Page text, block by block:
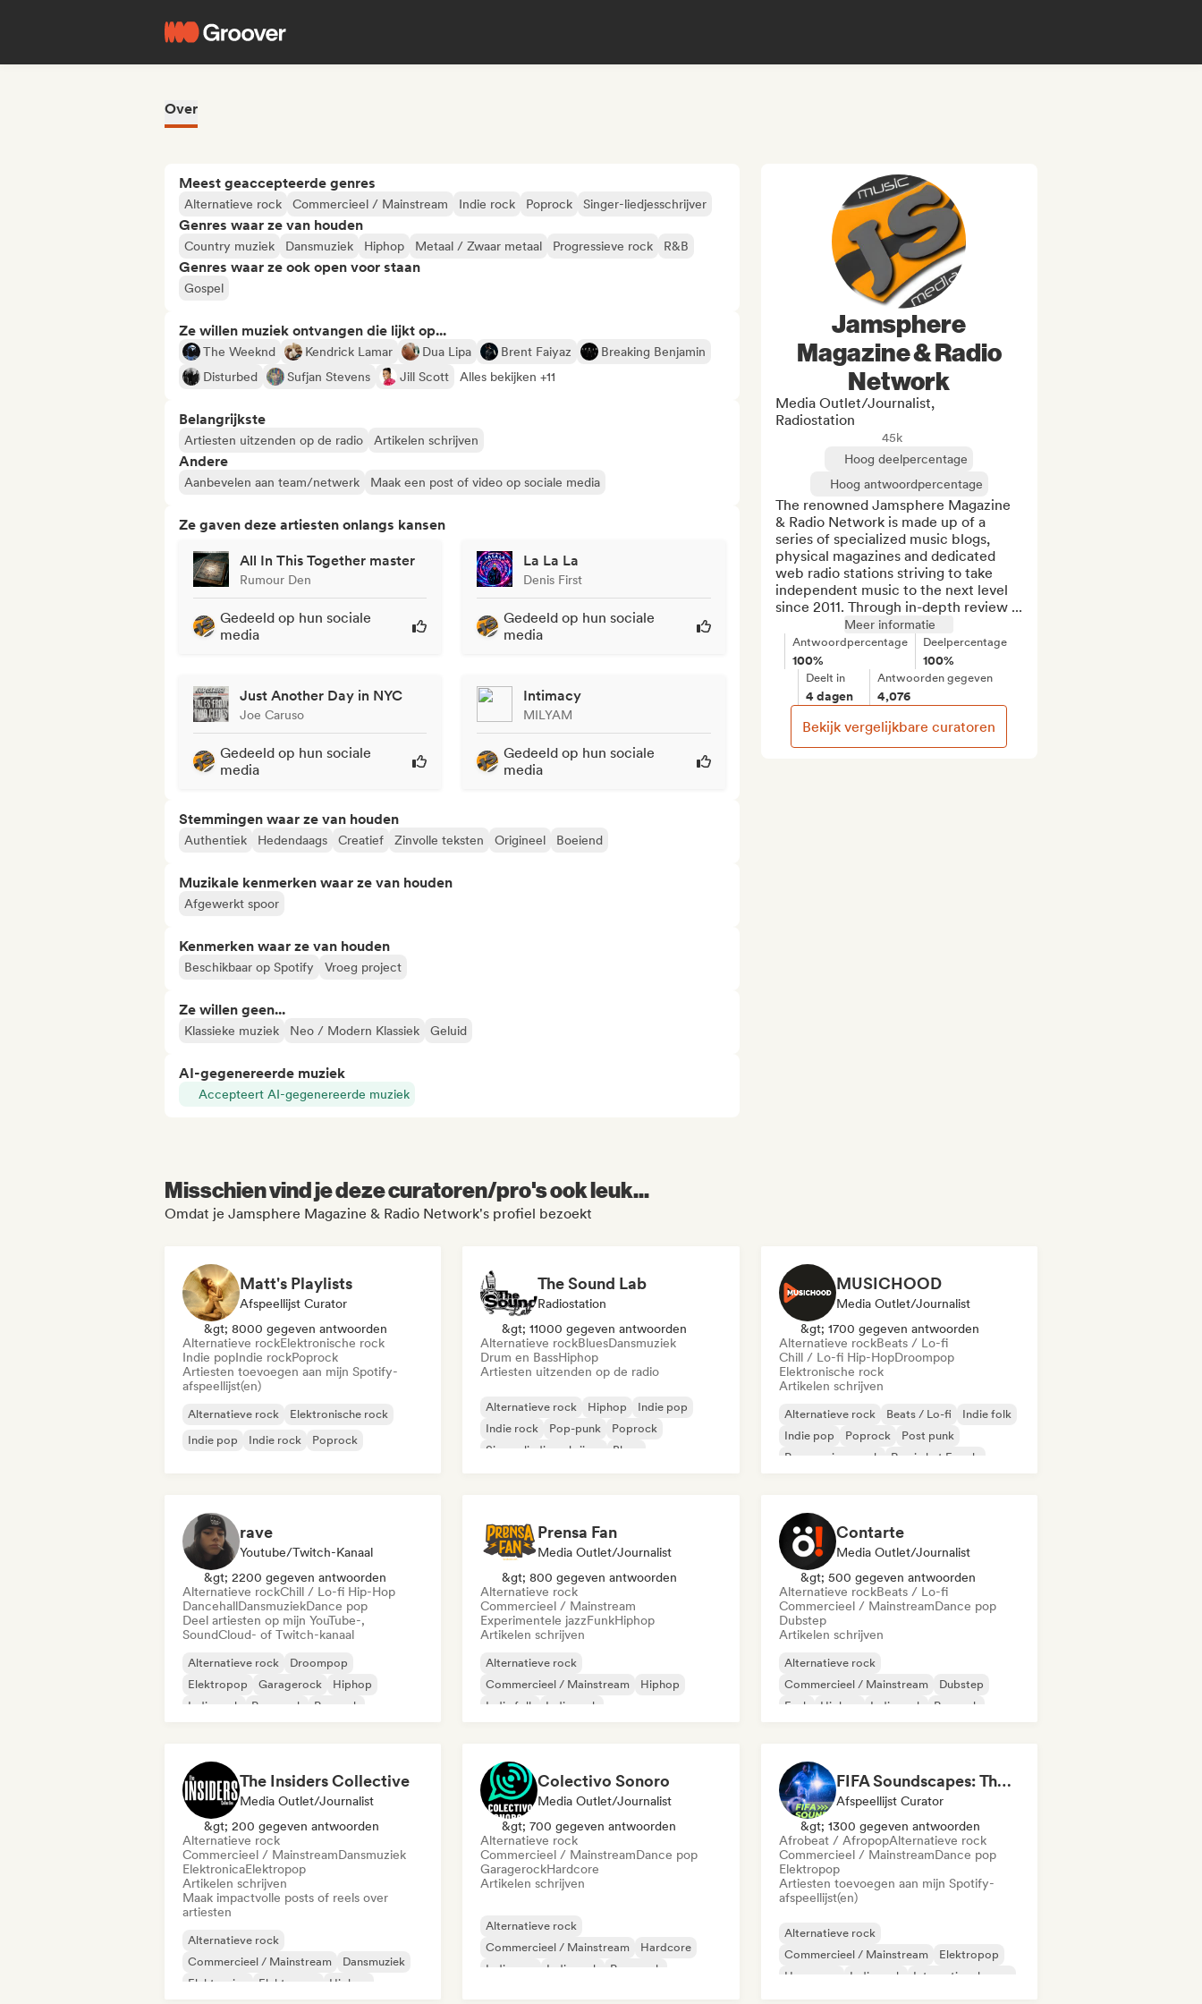
Over
Meest geaccepteerde genres
Alternatieve rock Commercieel / Mainstream Indie rock Poprock Singer-liedjesschrijver
Genres waar ze van houden
Country muziek Dansmuziek Hiphop Metaal / Zwaar metaal Progressieve rock R&B
Genres waar ze ook open voor staan
Gospel
Ze willen muziek ontvangen die lijkt op...
The Weeknd Kendrick Lamar Dua Lipa Brent Faiyaz
Breaking Benjamin
Disturbed
Sufjan Stevens Jill Scott Alles bekijken +11
Belangrijkste
Artiesten uitzenden op de radio Artikelen schrijven
Andere
Aanbevelen aan team/netwerk Maak een post of video op sociale media
Ze gaven deze artiesten onlangs kansen
All In This Together master
Rumour Den
Gedeeld op hun sociale
media
La La La
Denis First
Gedeeld op hun sociale
media
Just Another Day in NYC
Joe Caruso
Gedeeld op hun sociale
media
Intimacy
MILYAM
Gedeeld op hun sociale
media
Stemmingen waar ze van houden
Authentiek Hedendaags Creatief Zinvolle teksten Origineel Boeiend
Muzikale kenmerken waar ze van houden
Afgewerkt spoor
Kenmerken waar ze van houden
Beschikbaar op Spotify Vroeg project
Ze willen geen...
Klassieke muziek Neo / Modern Klassiek Geluid
AI-gegenereerde muziek
Accepteert AI-gegenereerde muziek
Jamsphere
Magazine & Radio
Network
Media Outlet/Journalist,
Radiostation
45k
Hoog deelpercentage
Hoog antwoordpercentage
The renowned Jamsphere Magazine
& Radio Network is made up of a
series of specialized music blogs,
physical magazines and dedicated
web radio stations striving to take
independent music to the next level
since 2011. Through in-depth review ...
Meer informatie
Antwoordpercentage
100%
Deelpercentage
100%
Deelt in
4 dagen
Antwoorden gegeven
4,076
Bekijk vergelijkbare curatoren
Misschien vind je deze curatoren/pro's ook leuk...
Omdat je Jamsphere Magazine & Radio Network's profiel bezoekt
Matt's Playlists
Afspeellijst Curator
&gt; 8000 gegeven antwoorden
Alternatieve rockElektronische rock
Indie popIndie rockPoprock
Artiesten toevoegen aan mijn Spotify-
afspeellijst(en)
Alternatieve rock
Elektronische rock
Indie pop
Indie rock Poprock
The Sound Lab
Radiostation
&gt; 11000 gegeven antwoorden
Alternatieve rockBluesDansmuziek
Drum en BassHiphop
Artiesten uitzenden op de radio
Alternatieve rock Hiphop
Indie pop
Indie rock
Pop-punk
Poprock
Singer-liedjesschrijver
Blues
MUSICHOOD
Media Outlet/Journalist
&gt; 1700 gegeven antwoorden
Alternatieve rockBeats / Lo-fi
Chill / Lo-fi Hip-HopDroompop
Elektronische rock
Artikelen schrijven
Alternatieve rock Beats / Lo-fi
Indie folk
Indie pop
Poprock
Post punk
Progressieve rock
Rap in het Engels
rave
Youtube/Twitch-Kanaal
&gt; 2200 gegeven antwoorden
Alternatieve rockChill / Lo-fi Hip-Hop
DancehallDansmuziekDance pop
Deel artiesten op mijn YouTube-,
SoundCloud- of Twitch-kanaal
Alternatieve rock
Droompop
Elektropop
Garagerock
Hiphop
Indie rock
Pop-punk Poprock
Prensa Fan
Media Outlet/Journalist
&gt; 800 gegeven antwoorden
Alternatieve rock
Commercieel / Mainstream
Experimentele jazzFunkHiphop
Artikelen schrijven
Alternatieve rock
Commercieel / Mainstream
Hiphop
Indie folk
Indie rock
Contarte
Media Outlet/Journalist
&gt; 500 gegeven antwoorden
Alternatieve rockBeats / Lo-fi
Commercieel / MainstreamDance pop
Dubstep
Artikelen schrijven
Alternatieve rock
Commercieel / Mainstream
Dubstep
Funk
Hiphop Indie rock
Poprock
The Insiders Collective
Media Outlet/Journalist
&gt; 200 gegeven antwoorden
Alternatieve rock
Commercieel / MainstreamDansmuziek
ElektronicaElektropop
Artikelen schrijven
Maak impactvolle posts of reels over
artiesten
Alternatieve rock
Commercieel / Mainstream
Dansmuziek
Elektronica
Elektropop
Hiphop
Colectivo Sonoro
Media Outlet/Journalist
&gt; 700 gegeven antwoorden
Alternatieve rock
Commercieel / MainstreamDance pop
GaragerockHardcore
Artikelen schrijven
Alternatieve rock
Commercieel / Mainstream
Hardcore
Indie pop
Indie rock
Pop-punk
FIFA Soundscapes: The Ultimate Soundtrack ⚽️ Festival Indie, Electropop & Dance Anthems
Afspeellijst Curator
&gt; 1300 gegeven antwoorden
Afrobeat / AfropopAlternatieve rock
Commercieel / MainstreamDance pop
Elektropop
Artiesten toevoegen aan mijn Spotify-
afspeellijst(en)
Alternatieve rock
Commercieel / Mainstream
Elektropop
Hyperpop
Indie rock
Internationale pop